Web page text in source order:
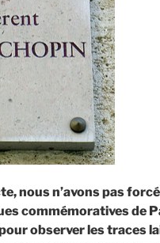
nous n’avons pas
commémoratives de
observer les traces